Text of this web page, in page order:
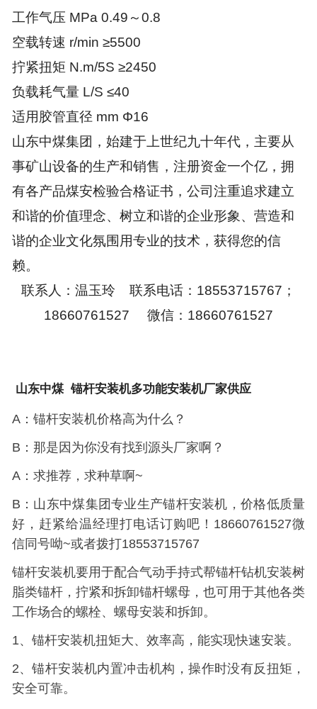
工作气压 MPa 0.49～0.8
空载转速 r/min ≥5500
拧紧扭矩 N.m/5S ≥2450
负载耗气量 L/S ≤40
适用胶管直径 mm Φ16
山东中煤集团，始建于上世纪九十年代，主要从
事矿山设备的生产和销售，注册资金一个亿，拥
有各产品煤安检验合格证书，公司注重追求建立
和谐的价值理念、树立和谐的企业形象、营造和
谐的企业文化氛围用专业的技术，获得您的信
赖。
联系人：温玉玲 联系电话：18553715767；
18660761527 微信：18660761527
山东中煤 锚杆安装机多功能安装机厂家供应
A：锚杆安装机价格高为什么？
B：那是因为你没有找到源头厂家啊？
A：求推荐，求种草啊~
B：山东中煤集团专业生产锚杆安装机，价格低质量
好，赶紧给温经理打电话订购吧！18660761527微
信同号呦~或者拨打18553715767
锚杆安装机要用于配合气动手持式帮锚杆钻机安装树
脂类锚杆，拧紧和拆卸锚杆螺母，也可用于其他各类
工作场合的螺栓、螺母安装和拆卸。
1、锚杆安装机扭矩大、效率高，能实现快速安装。
2、锚杆安装机内置冲击机构，操作时没有反扭矩，
安全可靠。